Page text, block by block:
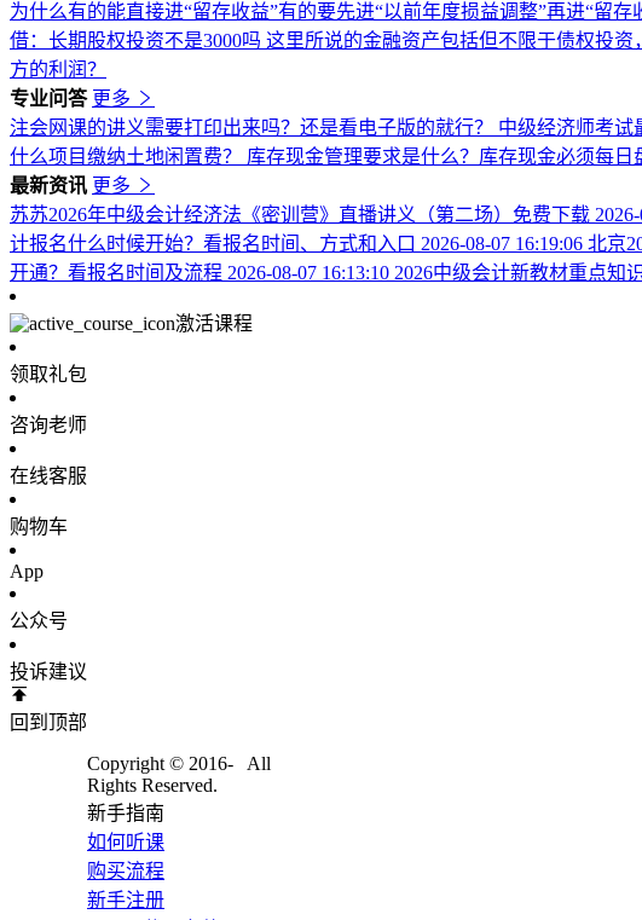
为什么有的能直接进“留存收益”有的要先进“以前年度损益调整”再进“留存
借：长期股权投资不是3000吗 这里所说的金融资产包括但不限于债权投
方的利润？
专业问答 更多
注会网课的讲义需要打印出来吗？还是看电子版的就行？ 中级经济师考试
什么项目缴纳土地闲置费？ 库存现金管理要求是什么？库存现金必须每日
最新资讯 更多
苏苏2026年中级会计经济法《密训营》直播讲义（第二场）免费下载
计报名什么时候开始？看报名时间、方式和入口 2026-08-07 16:19:06 北京
开通？看报名时间及流程 2026-08-07 16:13:10 2026中级会计新教材重点知
激活课程
领取礼包
咨询老师
在线客服
购物车
App
公众号
投诉建议
回到顶部
Copyright © 2016-
All
Rights Reserved.
新手指南
如何听课
购买流程
新手注册